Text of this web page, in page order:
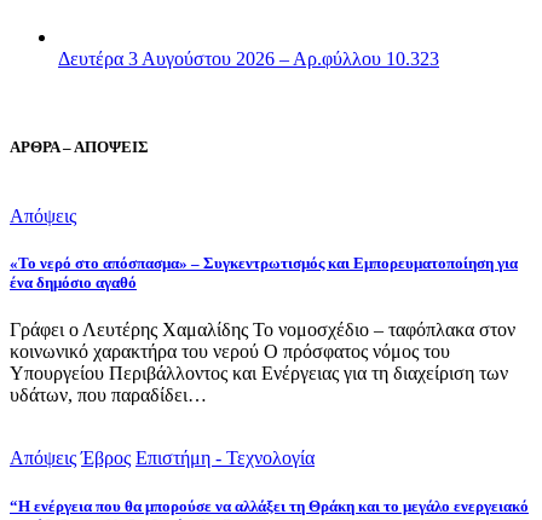
Δευτέρα 3 Αυγούστου 2026 – Αρ.φύλλου 10.323
ΑΡΘΡΑ – ΑΠΟΨΕΙΣ
Απόψεις
«Το νερό στο απόσπασμα» – Συγκεντρωτισμός και Εμπορευματοποίηση για
ένα δημόσιο αγαθό
Γράφει ο Λευτέρης Χαμαλίδης Το νομοσχέδιο – ταφόπλακα στον
κοινωνικό χαρακτήρα του νερού Ο πρόσφατος νόμος του
Υπουργείου Περιβάλλοντος και Ενέργειας για τη διαχείριση των
υδάτων, που παραδίδει…
Απόψεις Έβρος Επιστήμη - Τεχνολογία
“Η ενέργεια που θα μπορούσε να αλλάξει τη Θράκη και το μεγάλο ενεργειακό